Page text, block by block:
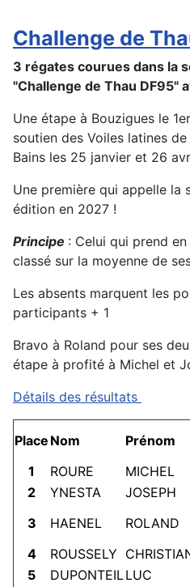
Challenge de
3 régates courues dans la
"Challenge de Thau DF95"
Une étape à Bouzigues le
soutien des Voiles latines
Bains les 25 janvier et 26
Une première qui appelle
édition en 2027 !
Principe : Celui qui prend
classé sur la moyenne de
Les absents marquent les
participants + 1
Bravo à Roland pour ses
étape à profité à Michel et
Détails des résultats
Place Nom Prénom
1
ROURE MICHEL
2
YNESTA JOSEPH
3
HAENEL ROLAND
4
ROUSSELY
5
DUPONTEILLUC